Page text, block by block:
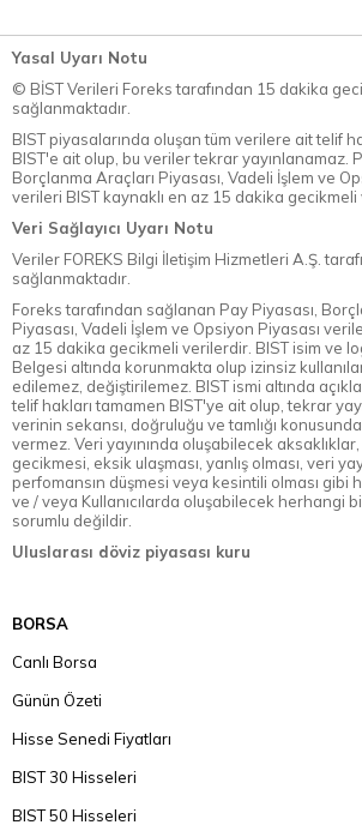
Yasal Uyarı Notu
© BİST Verileri Foreks tarafından 15 dakika
sağlanmaktadır.
BIST piyasalarında oluşan tüm verilere ait telif
BIST'e ait olup, bu veriler tekrar yayınlanamaz.
Borçlanma Araçları Piyasası, Vadeli İşlem ve
verileri BIST kaynaklı en az 15 dakika
Veri Sağlayıcı Uyarı Notu
Veriler FOREKS Bilgi İletişim Hizmetleri A.Ş.
sağlanmaktadır.
Foreks tarafından sağlanan Pay Piyasası,
Piyasası, Vadeli İşlem ve Opsiyon Piyasası
az 15 dakika gecikmeli verilerdir. BIST isim ve
Belgesi altında korunmakta olup izinsiz
edilemez, değiştirilemez. BIST ismi altında
telif hakları tamamen BIST'ye ait olup, tekrar
verinin sekansı, doğruluğu ve tamlığı
vermez. Veri yayınında oluşabilecek
gecikmesi, eksik ulaşması, yanlış olması, veri
perfomansın düşmesi veya kesintili olması gibi
ve / veya Kullanıcılarda oluşabilecek herhangi
sorumlu değildir.
Uluslarası döviz piyasası kuru
BORSA
Canlı Borsa
Günün Özeti
Hisse Senedi Fiyatları
BIST 30 Hisseleri
BIST 50 Hisseleri